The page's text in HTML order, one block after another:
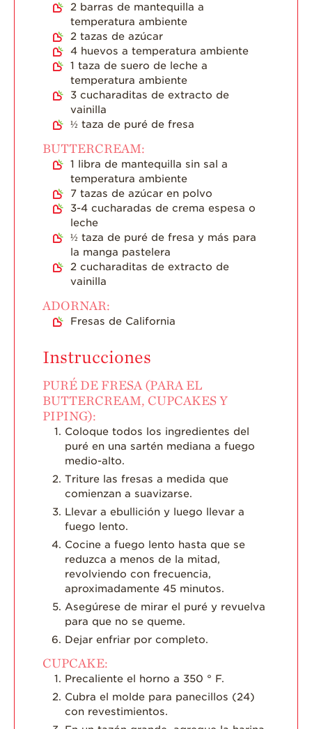
2 barras de mantequilla a
temperatura ambiente
2 tazas de azúcar
4 huevos a temperatura ambiente
1 taza de suero de leche a
temperatura ambiente
3 cucharaditas de extracto de
vainilla
½ taza de puré de fresa
BUTTERCREAM:
1 libra de mantequilla sin sal a
temperatura ambiente
7 tazas de azúcar en polvo
3-4 cucharadas de crema espesa o
leche
½ taza de puré de fresa y más para
la manga pastelera
2 cucharaditas de extracto de
vainilla
ADORNAR:
Fresas de California
Instrucciones
PURÉ DE FRESA (PARA EL
BUTTERCREAM, CUPCAKES Y
PIPING):
Coloque todos los ingredientes del
puré en una sartén mediana a fuego
medio-alto.
Triture las fresas a medida que
comienzan a suavizarse.
Llevar a ebullición y luego llevar a
fuego lento.
Cocine a fuego lento hasta que se
reduzca a menos de la mitad,
revolviendo con frecuencia,
aproximadamente 45 minutos.
Asegúrese de mirar el puré y revuelva
para que no se queme.
Dejar enfriar por completo.
CUPCAKE:
Precaliente el horno a 350 ° F.
Cubra el molde para panecillos (24)
con revestimientos.